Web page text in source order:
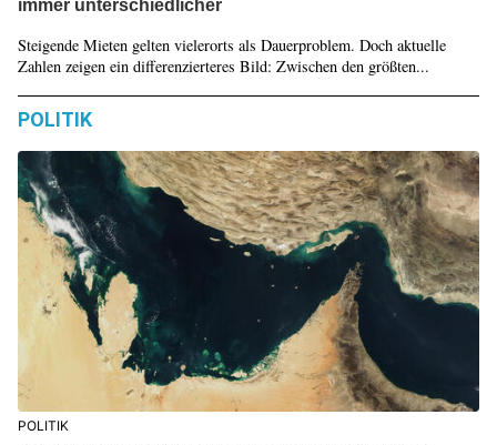
immer unterschiedlicher
Steigende Mieten gelten vielerorts als Dauerproblem. Doch aktuelle
Zahlen zeigen ein differenzierteres Bild: Zwischen den größten...
POLITIK
POLITIK